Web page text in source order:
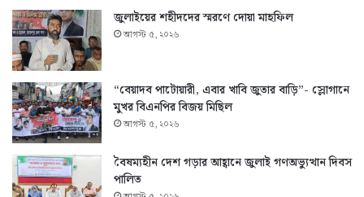
জুলাইয়ের শহীদদের স্মরণে দোয়া মাহফিল
আগস্ট ৫, ২০২৬
“বেয়াদব পাটোয়ারী, এবার খাবি জুতার বাড়ি”- স্লোগানে
মুখর বিএনপির বিজয় মিছিল
আগস্ট ৫, ২০২৬
বৈষম্যহীন দেশ গড়ার আহ্বানে জুলাই গণঅভ্যুত্থান দিবস
পালিত